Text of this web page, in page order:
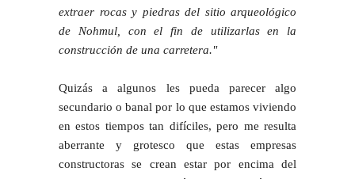
extraer rocas y piedras del sitio arqueológico
de Nohmul, con el fin de utilizarlas en la
construcción de una carretera."
Quizás a algunos les pueda parecer algo
secundario o banal por lo que estamos viviendo
en estos tiempos tan difíciles, pero me resulta
aberrante y grotesco que estas empresas
constructoras se crean estar por encima del